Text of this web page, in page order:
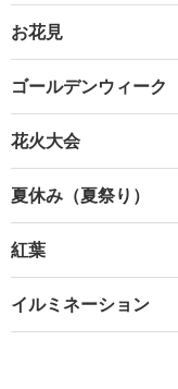
お花見
ゴールデンウィーク
花火大会
夏休み（夏祭り）
紅葉
イルミネーション